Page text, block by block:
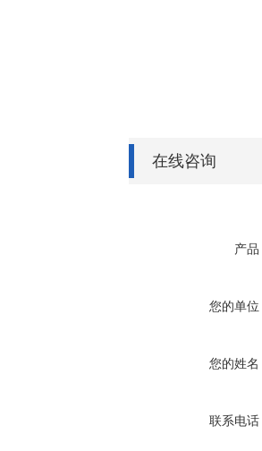
在线咨询
产品
您的单位
您的姓名
联系电话